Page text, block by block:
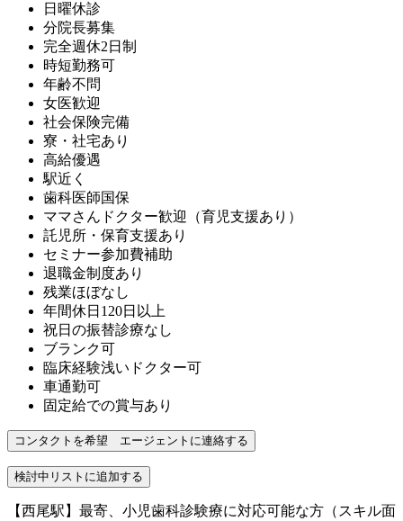
日曜休診
分院長募集
完全週休2日制
時短勤務可
年齢不問
女医歓迎
社会保険完備
寮・社宅あり
高給優遇
駅近く
歯科医師国保
ママさんドクター歓迎（育児支援あり）
託児所・保育支援あり
セミナー参加費補助
退職金制度あり
残業ほぼなし
年間休日120日以上
祝日の振替診療なし
ブランク可
臨床経験浅いドクター可
車通勤可
固定給での賞与あり
【西尾駅】最寄、小児歯科診験療に対応可能な方（スキル面